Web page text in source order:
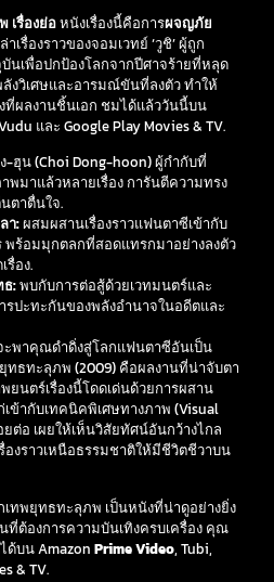
เรื่องย่อหนังเรื่องนี้คือการผจญภัย
าเรื่องราวของจอมเวทย์ ‘วูชิ’ ผู้ถูก
นเพื่อปกป้องโลกจากปีศาจร้ายที่หลุด
งวิเศษและอารมณ์ขันที่ลงตัว ทำให้
ที่ผลงานชิ้นเอก ชมได้แล้ววันนี้บน
และ Google Play Movies & TV.
-ฮุน (Choi Dong-hoon) ผู้กำกับที่
มาแล้วหลายเรื่อง การันตีความทรง
ตาตื่นใจ.
า:ผสมผสานเรื่องราวแฟนตาซีเข้ากับ
ร้อมมุกตลกที่สอดแทรกมาอย่างลงตัว
รื่อง.
ธ:พบกับการต่อสู้ด้วยเวทมนตร์และ
ปะทะกันของพลังอำนาจในอดีตและ
พาคุณดำดิ่งสู่โลกแฟนตาซีอันเป็น
ทธทะลุภพ (2009) คือผลงานที่น่าจับตา
ยนตร์เรื่องนี้โดดเด่นด้วยการผสาน
ข้ากับเทคนิคพิเศษทางภาพ (Visual
ต่อ เผยให้เห็นวิสัยทัศน์อันกว้างไกล
องราวเหนือธรรมชาติให้มีชีวิตชีวาบน
เทพยุทธทะลุภพ เป็นหนังที่น่าดูอย่างยิ่ง
ต้องการความบันเทิงครบเครื่อง คุณ
ด้บน Amazon Prime Video, Tubi,
& TV.